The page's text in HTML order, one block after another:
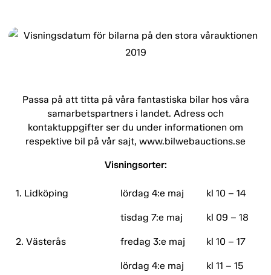
Passa på att titta på våra fantastiska bilar hos våra
samarbetspartners i landet. Adress och
kontaktuppgifter ser du under informationen om
respektive bil på vår sajt, www.bilwebauctions.se
Visningsorter:
1. Lidköping lördag 4:e maj kl 10 – 14
tisdag 7:e maj kl 09 – 18
2. Västerås fredag 3:e maj kl 10 – 17
lördag 4:e maj kl 11 – 15